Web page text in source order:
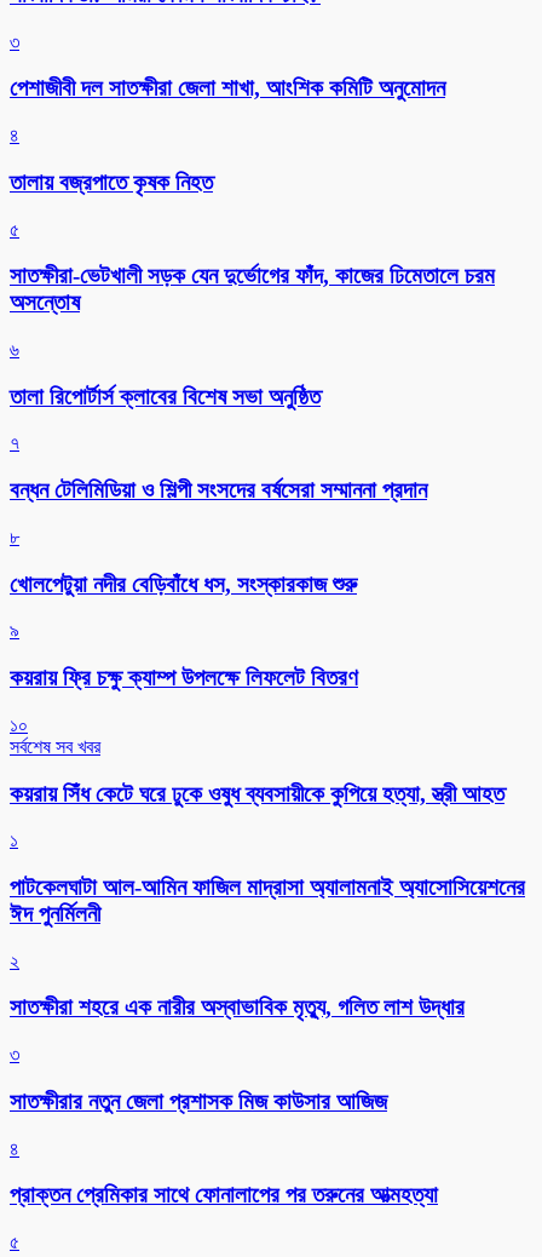
৩
পেশাজীবী দল সাতক্ষীরা জেলা শাখা, আংশিক কমিটি অনুমোদন
৪
তালায় বজ্রপাতে কৃষক নিহত
৫
সাতক্ষীরা-ভেটখালী সড়ক যেন দুর্ভোগের ফাঁদ, কাজের ঢিমেতালে চরম
অসন্তোষ
৬
‎তালা রিপোর্টার্স ক্লাবের বিশেষ সভা অনুষ্ঠিত
৭
বন্ধন টেলিমিডিয়া ও শিল্পী সংসদের বর্ষসেরা সম্মাননা প্রদান
৮
খোলপেটুয়া নদীর বেড়িবাঁধে ধস, সংস্কারকাজ শুরু
৯
কয়রায় ফ্রি চক্ষু ক্যাম্প উপলক্ষে লিফলেট বিতরণ
১০
সর্বশেষ সব খবর
কয়রায় সিঁধ কেটে ঘরে ঢুকে ওষুধ ব্যবসায়ীকে কুপিয়ে হত্যা, স্ত্রী আহত
১
পাটকেলঘাটা আল-আমিন ফাজিল মাদ্রাসা অ্যালামনাই অ্যাসোসিয়েশনের
ঈদ পুনর্মিলনী
২
সাতক্ষীরা শহরে এক নারীর অস্বাভাবিক মৃত্যু, গলিত লাশ উদ্ধার
৩
সাতক্ষীরার নতুন জেলা প্রশাসক মিজ কাউসার আজিজ
৪
প্রাক্তন প্রেমিকার সাথে ফোনালাপের পর তরুনের আত্মহত্যা
৫